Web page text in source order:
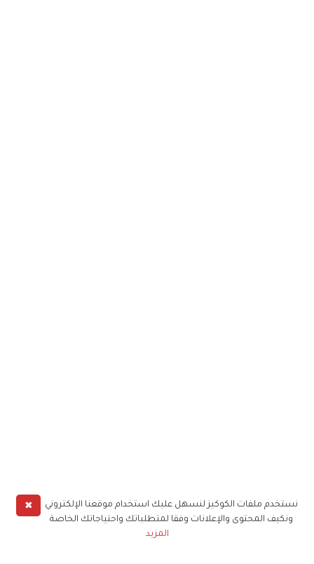
✖
نستخدم ملفات الكوكيز لنسهل عليك استخدام موقعنا الإلكتروني
ونكيف المحتوى والإعلانات وفقا لمتطلباتك واحتياجاتك الخاصة
المزيد